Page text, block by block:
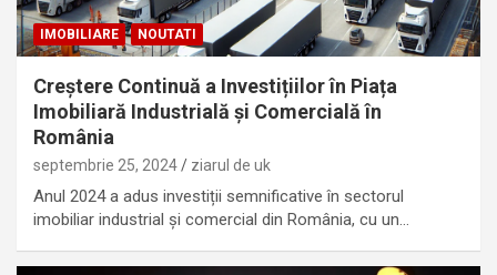
IMOBILIARE NOUTATI
Creștere Continuă a Investițiilor în Piața
Imobiliară Industrială și Comercială în
România
septembrie 25, 2024 ziarul de uk
Anul 2024 a adus investiții semnificative în sectorul
imobiliar industrial și comercial din România, cu un…